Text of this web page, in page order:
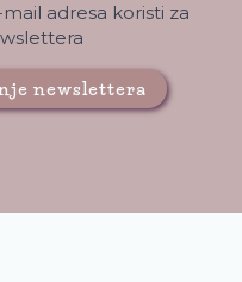
adresa koristi za
newslettera